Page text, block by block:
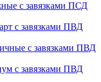
с завязками ПСД
с завязками ПВД
с завязками ПВД
с завязками ПВД